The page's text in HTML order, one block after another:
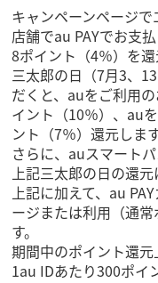
キャンペーンページ
店舗でau PAYでお支
8ポイント（4％）を還
三太郎の日（7月3、
だくと、auをご利用
イント（10％）、au
ント（7％）還元します
さらに、auスマート
上記三太郎の日の還元
上記に加えて、au
ージまたは利用（通
す。
期間中のポイント還元
1au IDあたり300ポイ